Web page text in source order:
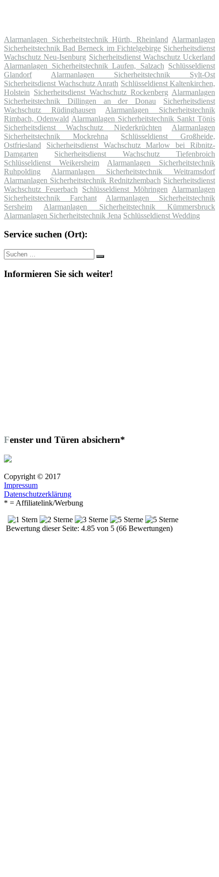
Alarmanlagen Sicherheitstechnik Hürth, Rheinland Alarmanlagen
Sicherheitstechnik Bad Berneck im Fichtelgebirge Sicherheitsdienst
Wachschutz Neu-Isenburg Sicherheitsdienst Wachschutz Uckerland
Alarmanlagen Sicherheitstechnik Laufen, Salzach Schlüsseldienst
Glandorf
Alarmanlagen Sicherheitstechnik Sylt-Ost
Sicherheitsdienst Wachschutz Anrath Schlüsseldienst Kaltenkirchen,
Holstein Sicherheitsdienst Wachschutz Rockenberg Alarmanlagen
Sicherheitstechnik Dillingen an der Donau
Sicherheitsdienst
Wachschutz Rüdinghausen
Alarmanlagen Sicherheitstechnik
Rimbach, Odenwald Alarmanlagen Sicherheitstechnik Sankt Tönis
Sicherheitsdienst Wachschutz Niederkrüchten
Alarmanlagen
Sicherheitstechnik Mockrehna
Schlüsseldienst Großheide,
Ostfriesland
Sicherheitsdienst Wachschutz Marlow bei Ribnitz-
Damgarten
Sicherheitsdienst Wachschutz Tiefenbroich
Schlüsseldienst Weikersheim
Alarmanlagen Sicherheitstechnik
Ruhpolding
Alarmanlagen Sicherheitstechnik Weitramsdorf
Alarmanlagen Sicherheitstechnik Rednitzhembach Sicherheitsdienst
Wachschutz Feuerbach
Schlüsseldienst Möhringen Alarmanlagen
Sicherheitstechnik Farchant
Alarmanlagen Sicherheitstechnik
Sersheim
Alarmanlagen Sicherheitstechnik Kümmersbruck
Alarmanlagen Sicherheitstechnik Jena Schlüsseldienst Wedding
Service suchen (Ort):
Suche
nach:
Suchen
Informieren Sie sich weiter!
Fenster und Türen absichern*
Copyright © 2017
Impressum
Datenschutzerklärung
* = Affiliatelink/Werbung
Bewertung dieser Seite: 4.85 von 5 (66 Bewertungen)